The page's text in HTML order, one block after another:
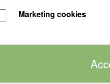
hun finder hurtigt
en
gnisterne fyger,
forræder eller
Marketing cookies